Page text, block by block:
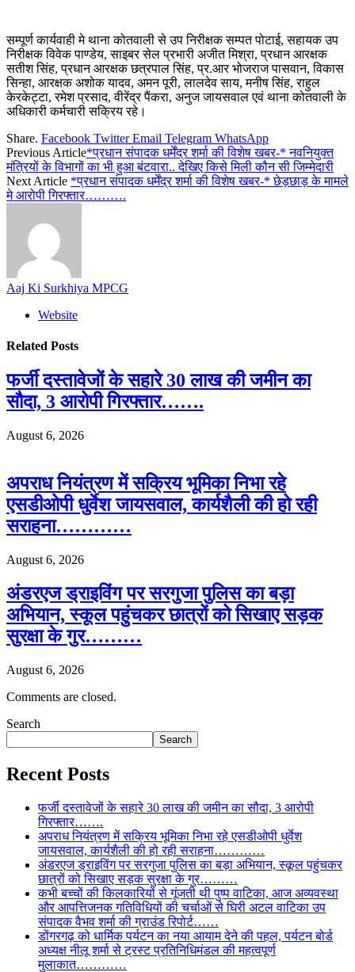
सम्पूर्ण कार्यवाही मे थाना कोतवाली से उप निरीक्षक सम्पत पोटाई, सहायक उप
निरीक्षक विवेक पाण्डेय, साइबर सेल प्रभारी अजीत मिश्रा, प्रधान आरक्षक
सतीश सिंह, प्रधान आरक्षक छत्रपाल सिंह, प्र.आर भोजराज पासवान, विकास
सिन्हा, आरक्षक अशोक यादव, अमन पूरी, लालदेव साय, मनीष सिंह, राहुल
केरकेट्टा, रमेश प्रसाद, वीरेंद्र पैंकरा, अनुज जायसवाल एवं थाना कोतवाली के
अधिकारी कर्मचारी सक्रिय रहे।
Share. Facebook Twitter Email Telegram WhatsApp
Previous Article*प्रधान संपादक धर्मेंद्र शर्मा की विशेष खबर-* नवनियुक्त
मंत्रियों के विभागों का भी हुआ बंटवारा.. देखिए किसे मिली कौन सी जिम्मेदारी
Next Article *प्रधान संपादक धर्मेंद्र शर्मा की विशेष खबर-* छेड़छाड़ के मामले
मे आरोपी गिरफ्तार……….
Aaj Ki Surkhiya MPCG
Website
Related Posts
फर्जी दस्तावेजों के सहारे 30 लाख की जमीन का
सौदा, 3 आरोपी गिरफ्तार…….
August 6, 2026
अपराध नियंत्रण में सक्रिय भूमिका निभा रहे
एसडीओपी धुर्वेश जायसवाल, कार्यशैली की हो रही
सराहना…………
August 6, 2026
अंडरएज ड्राइविंग पर सरगुजा पुलिस का बड़ा
अभियान, स्कूल पहुंचकर छात्रों को सिखाए सड़क
सुरक्षा के गुर………
August 6, 2026
Comments are closed.
Search
Search
Recent Posts
फर्जी दस्तावेजों के सहारे 30 लाख की जमीन का सौदा, 3 आरोपी
गिरफ्तार…….
अपराध नियंत्रण में सक्रिय भूमिका निभा रहे एसडीओपी धुर्वेश
जायसवाल, कार्यशैली की हो रही सराहना…………
अंडरएज ड्राइविंग पर सरगुजा पुलिस का बड़ा अभियान, स्कूल पहुंचकर
छात्रों को सिखाए सड़क सुरक्षा के गुर………
कभी बच्चों की किलकारियों से गूंजती थी पुष्प वाटिका, आज अव्यवस्था
और आपत्तिजनक गतिविधियों की चर्चाओं से घिरी अटल वाटिका उप
संपादक वैभव शर्मा की ग्राउंड रिपोर्ट……
डोंगरगढ़ को धार्मिक पर्यटन का नया आयाम देने की पहल, पर्यटन बोर्ड
अध्यक्ष नीलू शर्मा से ट्रस्ट प्रतिनिधिमंडल की महत्वपूर्ण
मुलाकात…………